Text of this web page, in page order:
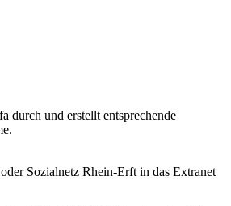
durch und erstellt entsprechende
Sozialnetz Rhein-Erft in das Extranet